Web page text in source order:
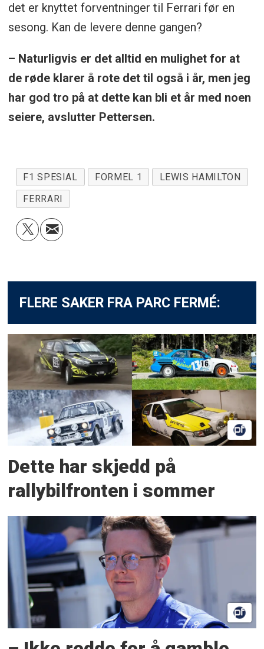
det er knyttet forventninger til Ferrari før en
sesong. Kan de levere denne gangen?
– Naturligvis er det alltid en mulighet for at
de røde klarer å rote det til også i år, men jeg
har god tro på at dette kan bli et år med noen
seiere, avslutter Pettersen.
F1 SPESIAL FORMEL 1
LEWIS HAMILTON
FERRARI
FLERE SAKER FRA PARC FERMÉ:
Dette har skjedd på
rallybilfronten i sommer